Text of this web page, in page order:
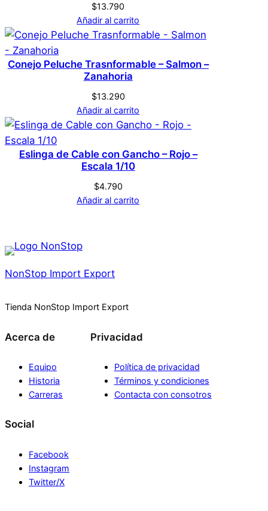
$13.790
Añadir al carrito
Conejo Peluche Trasnformable – Salmon –
Zanahoria
$13.290
Añadir al carrito
Eslinga de Cable con Gancho – Rojo –
Escala 1/10
$4.790
Añadir al carrito
NonStop Import Export
Tienda NonStop Import Export
Acerca de
Equipo
Historia
Carreras
Privacidad
Política de privacidad
Términos y condiciones
Contacta con consotros
Social
Facebook
Instagram
Twitter/X